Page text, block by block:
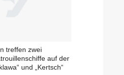
treffen zwei
auf der
und „Kertsch“